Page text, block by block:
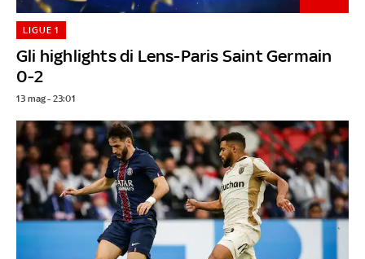
Gli highlights di Lens-Paris Saint Germain
0-2
LIGUE 1
13 mag - 23:01